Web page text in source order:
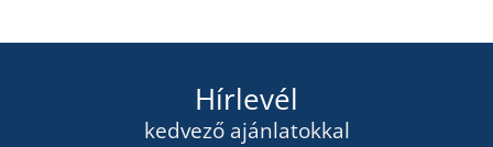
Hírlevél
kedvező ajánlatokkal